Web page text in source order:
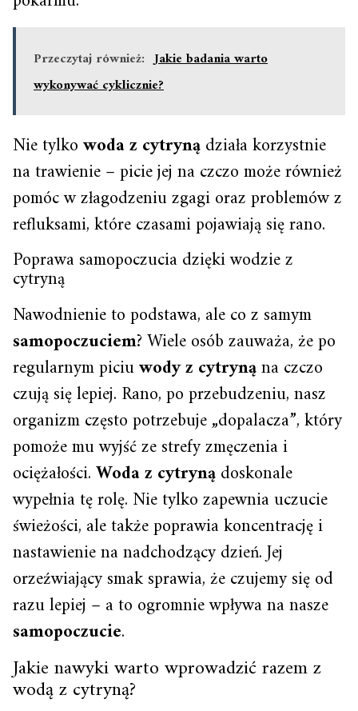
Przeczytaj również: Jakie badania warto
wykonywać cyklicznie?
Nie tylkowoda z cytrynądziała korzystnie
na trawienie – picie jej na czczo może również
pomóc w złagodzeniu zgagi oraz problemów z
refluksami, które czasami pojawiają się rano.
Poprawa samopoczucia dzięki wodzie z
cytryną
Nawodnienie to podstawa, ale co z samym
samopoczuciem? Wiele osób zauważa, że po
regularnym piciuwody z cytrynąna czczo
czują się lepiej. Rano, po przebudzeniu, nasz
organizm często potrzebuje „dopalacza”, który
pomoże mu wyjść ze strefy zmęczenia i
ociężałości.Woda z cytrynądoskonale
wypełnia tę rolę. Nie tylko zapewnia uczucie
świeżości, ale także poprawia koncentrację i
nastawienie na nadchodzący dzień. Jej
orzeźwiający smak sprawia, że czujemy się od
razu lepiej – a to ogromnie wpływa na nasze
samopoczucie.
Jakie nawyki warto wprowadzić razem z
wodą z cytryną?